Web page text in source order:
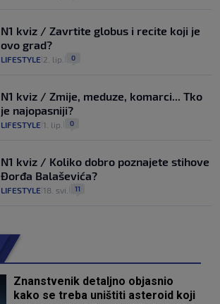
N1 kviz / Zavrtite globus i recite koji je
ovo grad?
LIFESTYLE 2. lip. 0
N1 kviz / Zmije, meduze, komarci... Tko
je najopasniji?
LIFESTYLE 1. lip. 0
N1 kviz / Koliko dobro poznajete stihove
Đorđa Balaševića?
LIFESTYLE 18. svi. 11
Znanstvenik detaljno objasnio
kako se treba uništiti asteroid koji